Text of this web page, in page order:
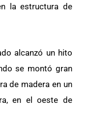
la estructura de
alcanzó un hito
se montó gran
de madera en un
en el oeste de